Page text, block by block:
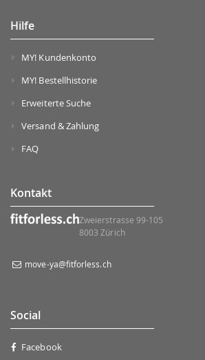
Hilfe
MY! Kundenkonto
MY! Bestellhistorie
Erweiterte Suche
Versand & Zahlung
FAQ
Kontakt
Zweierstrasse 99-105
8003 Zürich
move-ya@fitforless.ch
Social
Facebook